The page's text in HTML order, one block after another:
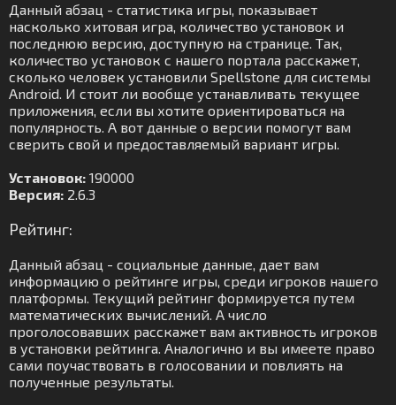
Данный абзац - статистика игры, показывает
насколько хитовая игра, количество установок и
последнюю версию, доступную на странице. Так,
количество установок с нашего портала расскажет,
сколько человек установили Spellstone для системы
Android. И стоит ли вообще устанавливать текущее
приложения, если вы хотите ориентироваться на
популярность. А вот данные о версии помогут вам
сверить свой и предоставляемый вариант игры.
Установок: 190000
Версия: 2.6.3
Рейтинг:
Данный абзац - социальные данные, дает вам
информацию о рейтинге игры, среди игроков нашего
платформы. Текущий рейтинг формируется путем
математических вычислений. А число
проголосовавших расскажет вам активность игроков
в установки рейтинга. Аналогично и вы имеете право
сами поучаствовать в голосовании и повлиять на
полученные результаты.